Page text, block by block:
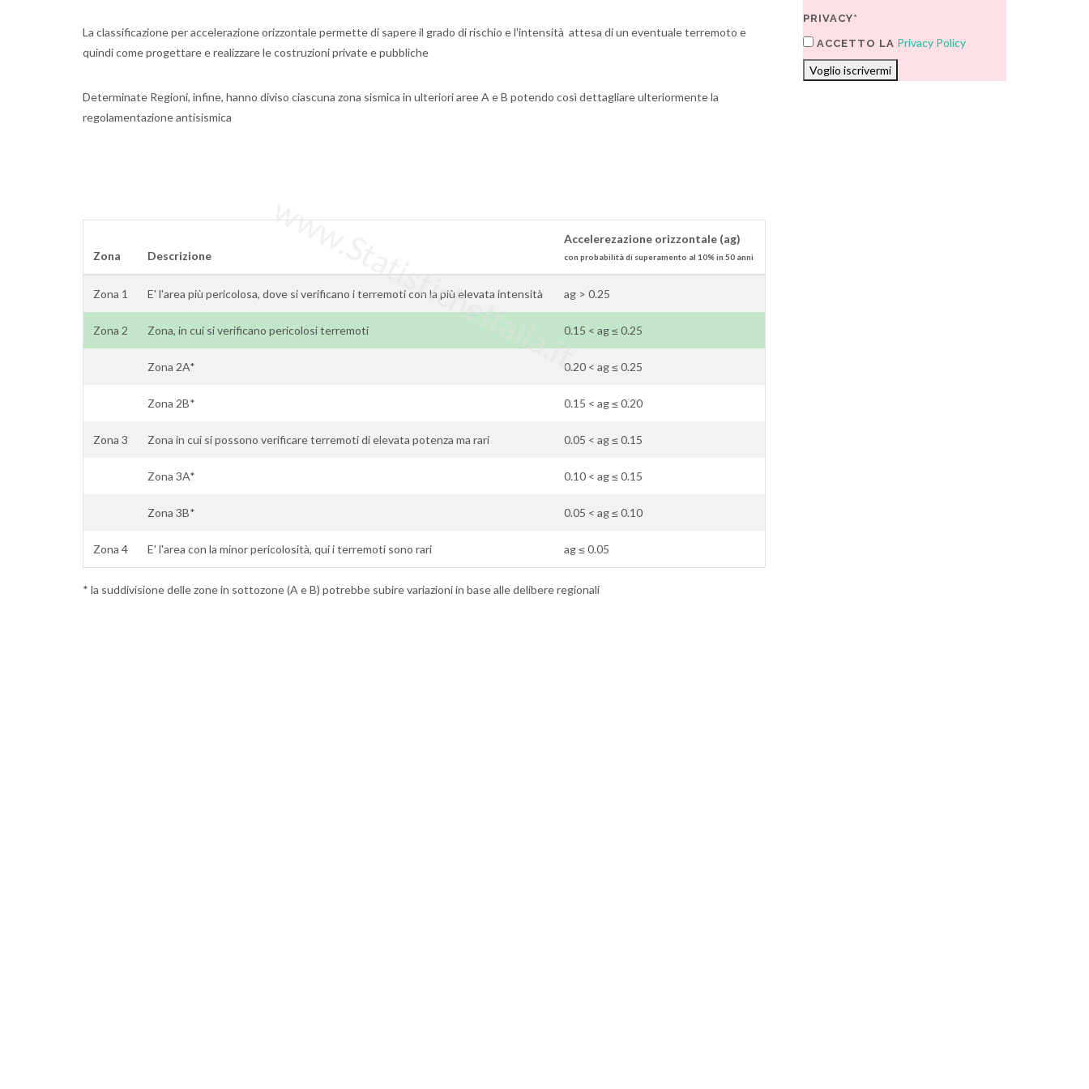
La classificazione per accelerazione orizzontale permette di sapere il grado di rischio e l'intensità attesa di un eventuale terremoto e
quindi come progettare e realizzare le costruzioni private e pubbliche
Determinate Regioni, infine, hanno diviso ciascuna zona sismica in ulteriori aree A e B potendo così dettagliare ulteriormente la
regolamentazione antisismica
Zona Descrizione
Accelerezazione orizzontale (ag)
con probabilità di superamento al 10% in 50 anni
Zona 1 E' l'area più pericolosa, dove si verificano i terremoti con la più elevata intensità ag > 0.25
Zona 2 Zona, in cui si verificano pericolosi terremoti 0.15 < ag ≤ 0.25
Zona 2A* 0.20 < ag ≤ 0.25
Zona 2B* 0.15 < ag ≤ 0.20
Zona 3 Zona in cui si possono verificare terremoti di elevata potenza ma rari 0.05 < ag ≤ 0.15
Zona 3A* 0.10 < ag ≤ 0.15
Zona 3B* 0.05 < ag ≤ 0.10
Zona 4 E' l'area con la minor pericolosità, qui i terremoti sono rari ag ≤ 0.05
www.StatisticheItalia.it
* la suddivisione delle zone in sottozone (A e B) potrebbe subire variazioni in base alle delibere regionali
PRIVACY*
ACCETTO LA Privacy Policy
Voglio iscrivermi